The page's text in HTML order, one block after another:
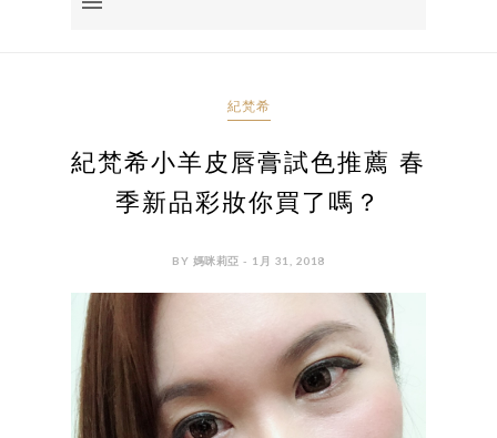
紀梵希
紀梵希小羊皮唇膏試色推薦 春
季新品彩妝你買了嗎？
BY 媽咪莉亞 - 1月 31, 2018